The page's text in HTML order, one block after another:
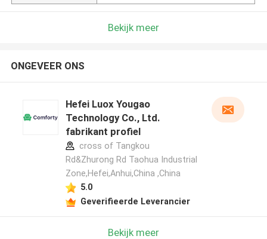
Bekijk meer
ONGEVEER ONS
Hefei Luox Yougao
Technology Co., Ltd.
fabrikant profiel
cross of Tangkou
Rd&Zhurong Rd Taohua Industrial
Zone,Hefei,Anhui,China ,China
5.0
Geverifieerde Leverancier
Bekijk meer